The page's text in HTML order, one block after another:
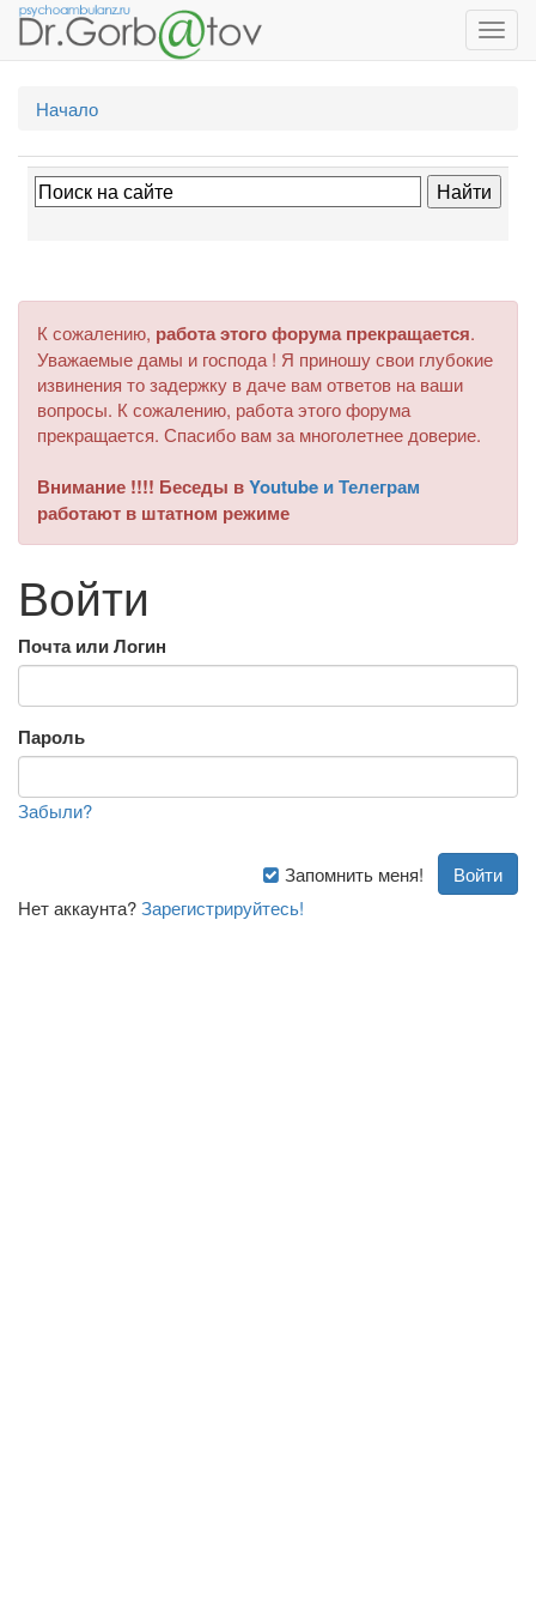
Начало
К сожалению, работа этого форума прекращается.
Уважаемые дамы и господа ! Я приношу свои глубокие
извинения то задержку в даче вам ответов на ваши
вопросы. К сожалению, работа этого форума
прекращается. Спасибо вам за многолетнее доверие.
Внимание !!!! Беседы вYoutube и Телеграм
работают в штатном режиме
Войти
Почта или Логин
Пароль
Забыли?
Запомнить меня!
Нет аккаунта?Зарегистрируйтесь!